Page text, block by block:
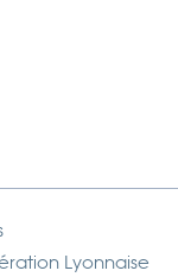
Lyonnaise